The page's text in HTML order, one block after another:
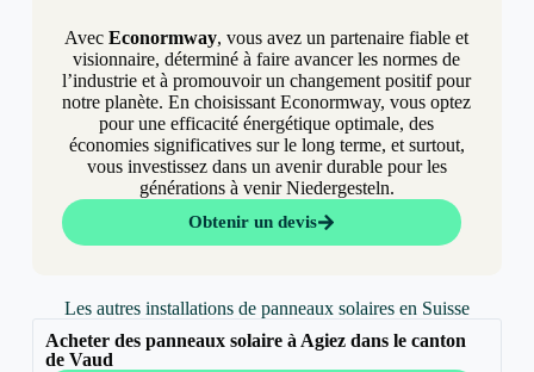
AvecEconormway, vous avez un partenaire fiable et
visionnaire, déterminé à faire avancer les normes de
l’industrie et à promouvoir un changement positif pour
notre planète. En choisissant Econormway, vous optez
pour une efficacité énergétique optimale, des
économies significatives sur le long terme, et surtout,
vous investissez dans un avenir durable pour les
générations à venir Niedergesteln.
Obtenir un devis
Les autres installations de panneaux solaires en Suisse
Acheter des panneaux solaire à Agiez dans le canton
de Vaud